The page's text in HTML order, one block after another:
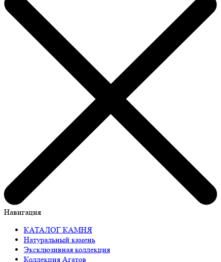
Навигация
КАТАЛОГ КАМНЯ
Натуральный камень
Эксклюзивная коллекция
Коллекция Агатов